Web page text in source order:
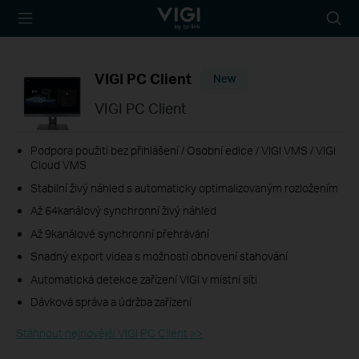
TP-Link, Reliably
icon
VIGI PC Client New
VIGI PC Client
Podpora použití bez přihlášení / Osobní edice / VIGI VMS / VIGI
Cloud VMS
Stabilní živý náhled s automaticky optimalizovaným rozložením
Až 64kanálový synchronní živý náhled
Až 9kanálové synchronní přehrávání
Snadný export videa s možností obnovení stahování
Automatická detekce zařízení VIGI v místní síti
Dávková správa a údržba zařízení
Stáhnout nejnovější VIGI PC Client >>​